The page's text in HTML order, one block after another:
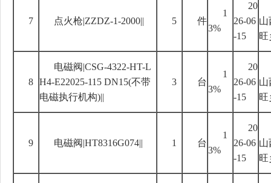
7 点火枪|ZZDZ-1-2000|| 5 件
1
3%
20
26-06
-15
山
旺
8
电磁阀|CSG-4322-HT-L
H4-E22025-115 DN15(不带
电磁执行机构)||
3 台
1
3%
20
26-06
-15
山
旺
9 电磁阀|HT8316G074|| 1 台
1
3%
20
26-06
-15
山
旺